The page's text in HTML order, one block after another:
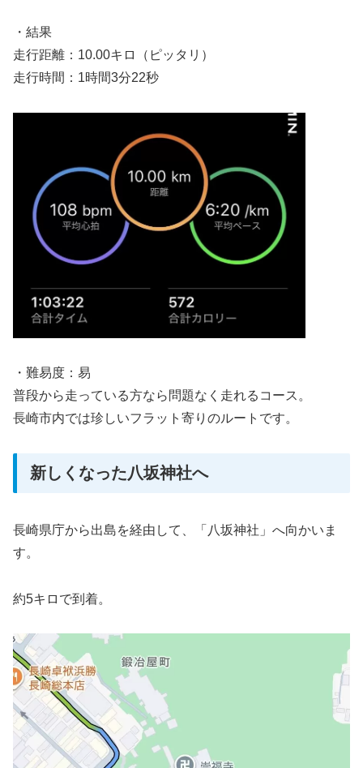
・結果
走行距離：10.00キロ（ピッタリ）
走行時間：1時間3分22秒
・難易度：易
普段から走っている方なら問題なく走れるコース。
長崎市内では珍しいフラット寄りのルートです。
新しくなった八坂神社へ
長崎県庁から出島を経由して、「八坂神社」へ向かいま
す。
約5キロで到着。